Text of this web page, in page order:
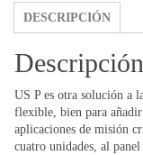
DESCRIPCIÓN
Descripción
US P es otra solución a
flexible, bien para
aplicaciones de misión
cuatro unidades, al